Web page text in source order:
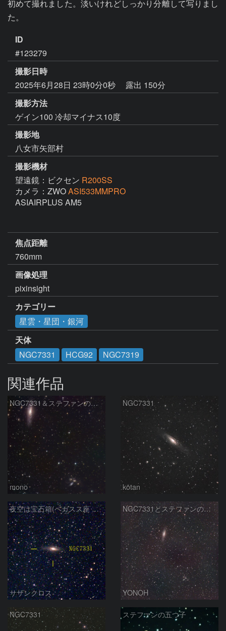
初めて撮れました。淡いけれどしっかり分離して写りまし
た。
ID
#123279
撮影日時
2025年6月28日 23時0分0秒
露出 150分
撮影方法
ゲイン100 冷却マイナス10度
撮影地
八女市矢部村
撮影機材
望遠鏡：ビクセン R200SS
カメラ：ZWOASI533MMPRO
ASIAIRPLUS AM5
焦点距離
760mm
画像処理
pixinsight
カテゴリー
星雲・星団・銀河
天体
NGC7331
HCG92 NGC7319
関連作品
NGC7331＆ステファンの五つ子
mono
NGC7331
kotan
夜空は宝石箱(ペガスス座 NGC7331) Seestar50
サザンクロス
NGC7331とステファンの五つ子
YONOH
NGC7331 ステファンの五つ子